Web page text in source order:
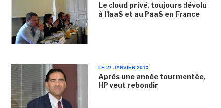
Le cloud privé, toujours dévolu
à l'IaaS et au PaaS en France
LE 22 JANVIER 2013
Après une année tourmentée,
HP veut rebondir